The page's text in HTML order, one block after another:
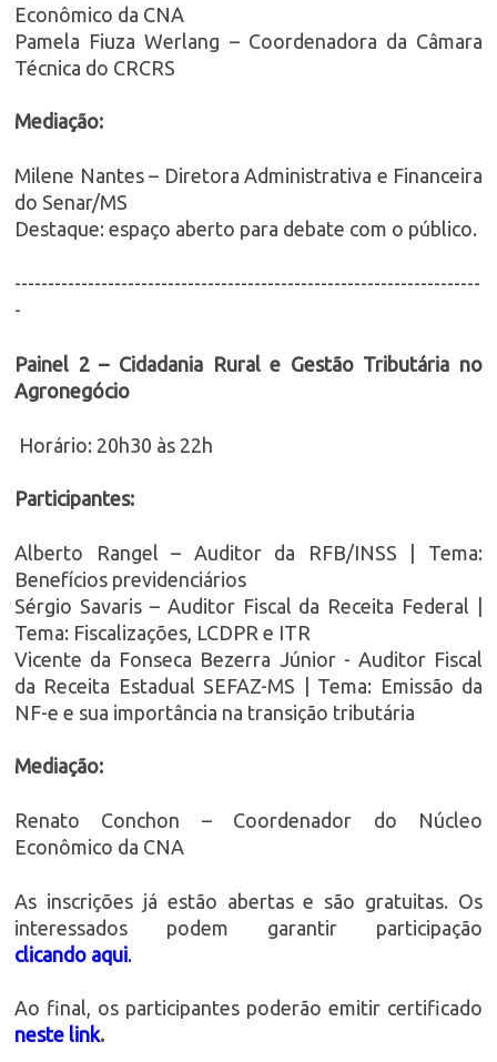
Econômico da CNA
Pamela Fiuza Werlang – Coordenadora da Câmara
Técnica do CRCRS
Mediação:
Milene Nantes – Diretora Administrativa e Financeira
do Senar/MS
Destaque: espaço aberto para debate com o público.
----------------------------------------------------------------------
-
Painel 2 – Cidadania Rural e Gestão Tributária no
Agronegócio
Horário: 20h30 às 22h
Participantes:
Alberto Rangel – Auditor da RFB/INSS | Tema:
Benefícios previdenciários
Sérgio Savaris – Auditor Fiscal da Receita Federal |
Tema: Fiscalizações, LCDPR e ITR
Vicente da Fonseca Bezerra Júnior - Auditor Fiscal
da Receita Estadual SEFAZ-MS | Tema: Emissão da
NF-e e sua importância na transição tributária
Mediação:
Renato Conchon – Coordenador do Núcleo
Econômico da CNA
As inscrições já estão abertas e são gratuitas. Os
interessados podem garantir participação
clicando aqui.
Ao final, os participantes poderão emitir certificado
neste link.